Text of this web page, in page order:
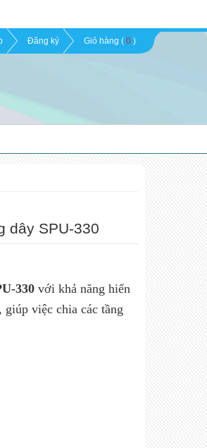
Đăng ký Giỏ hàng ( 0 )
dây SPU-330
330 với khả năng hiển
việc chia các tầng